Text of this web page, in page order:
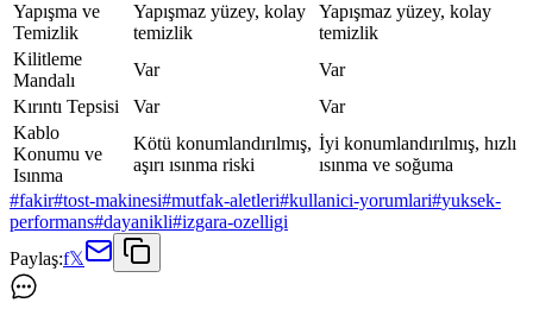
Yapışma ve
Temizlik
Yapışmaz yüzey, kolay
temizlik
Yapışmaz yüzey, kolay
temizlik
Kilitleme
Mandalı
Var
Var
Kırıntı Tepsisi
Var
Var
Kablo
Konumu ve
Isınma
Kötü konumlandırılmış,
aşırı ısınma riski
İyi konumlandırılmış, hızlı
ısınma ve soğuma
#fakir#tost-makinesi#mutfak-aletleri#kullanici-yorumlari#yuksek-
performans#dayanikli#izgara-ozelligi
Paylaş:f𝕏